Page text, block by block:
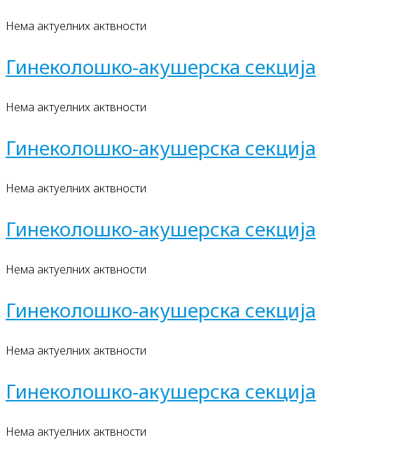
Нема актуелних актвности
Гинеколошко-акушерска секција
Нема актуелних актвности
Гинеколошко-акушерска секција
Нема актуелних актвности
Гинеколошко-акушерска секција
Нема актуелних актвности
Гинеколошко-акушерска секција
Нема актуелних актвности
Гинеколошко-акушерска секција
Нема актуелних актвности